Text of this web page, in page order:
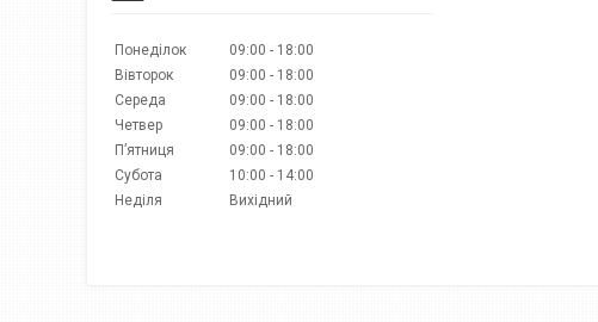
Понеділок 09:00
18:00
Вівторок
09:00
18:00
Середа
09:00
18:00
Четвер
09:00
18:00
Пʼятниця
09:00
18:00
Субота
10:00
14:00
Неділя
Вихідний